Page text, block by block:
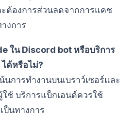
ต้องการส่วนลดจากการแคช
งการ
ใน Discord bot หรือบริการ
ด้หรือไม่?
นการทำงานบนเบราว์เซอร์และ
ช้ บริการแบ็กเอนด์ควรใช้
ป็นทางการ